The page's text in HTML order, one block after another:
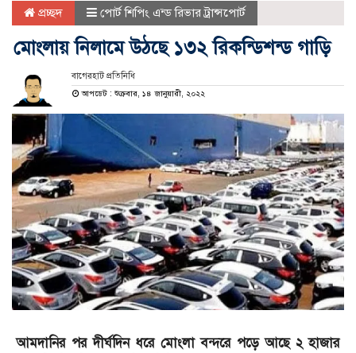
প্রচ্ছদ পোর্ট শিপিং এন্ড রিভার ট্রান্সপোর্ট
মোংলায় নিলামে উঠছে ১৩২ রিকন্ডিশন্ড গাড়ি
বাগেরহাট প্রতিনিধি
আপডেট : শুক্রবার, ১৪ জানুয়ারী, ২০২২
আমদানির পর দীর্ঘদিন ধরে মোংলা বন্দরে পড়ে আছে ২ হাজার